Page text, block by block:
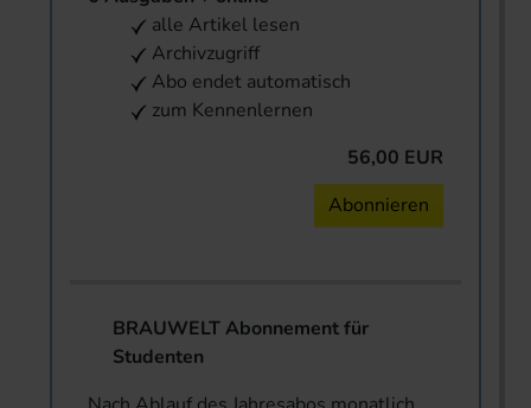
alle Artikel lesen
Archivzugriff
Abo endet automatisch
zum Kennenlernen
56,00 EUR
Abonnieren
BRAUWELT Abonnement für
Studenten